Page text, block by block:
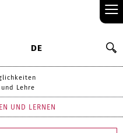
≡
DE
Lehre
UND LERNEN